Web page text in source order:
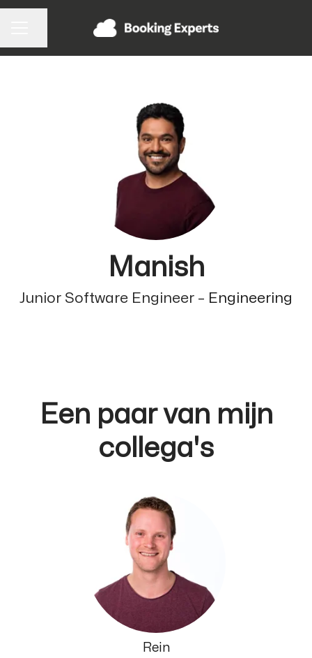
CARRIÈREMENU
Manish
Junior Software Engineer – Engineering
Een paar van mijn
collega's
Rein